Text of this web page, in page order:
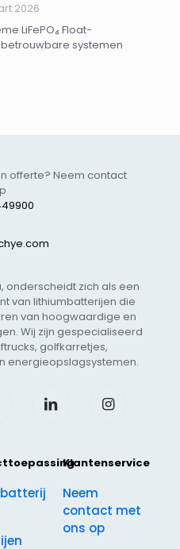
2026
LiFePO₄ Float-
systemen
offerte? Neem contact
onderscheidt zich als een
van lithiumbatterijen die
van hoogwaardige en
Wij zijn gespecialiseerd
golfkarretjes,
energieopslagsystemen.
Klantenservice
Neem
contact met
ons op